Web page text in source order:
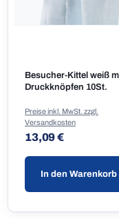
Besucher-Kittel weiß
Druckknöpfen 10St.
Regulärer Preis:
13,09 €
Preise inkl. MwSt. zzgl.
Versandkosten
In den Warenkorb